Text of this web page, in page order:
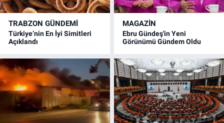
TRABZON GÜNDEMİ
Türkiye’nin En İyi Simitleri
Açıklandı
MAGAZİN
Ebru Gündeş'in Yeni
Görünümü Gündem Oldu